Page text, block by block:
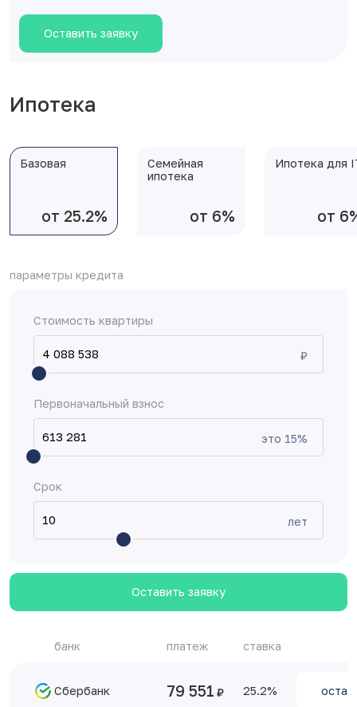
Оставить заявку
Ипотека
Базовая
от 25.2%
Семейная
ипотека
от 6%
Ипотека для
от
параметры кредита
Стоимость квартиры
₽
Первоначальный взнос
это 15%
Срок
лет
Оставить заявку
банк платеж ставка
Сбербанк 79 551 25.2